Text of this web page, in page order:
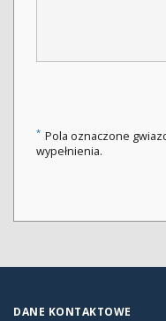
* Pola oznaczone
wypełnienia.
DANE KONTAKTOWE